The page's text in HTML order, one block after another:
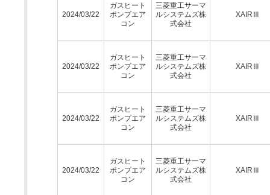
2024/03/22
ガスヒート
ポンプエア
コン
三菱重工サーマ
ルシステムズ株
式会社
XAIRⅢ
2024/03/22
ガスヒート
ポンプエア
コン
三菱重工サーマ
ルシステムズ株
式会社
XAIRⅢ
2024/03/22
ガスヒート
ポンプエア
コン
三菱重工サーマ
ルシステムズ株
式会社
XAIRⅢ
2024/03/22
ガスヒート
ポンプエア
コン
三菱重工サーマ
ルシステムズ株
式会社
XAIRⅢ